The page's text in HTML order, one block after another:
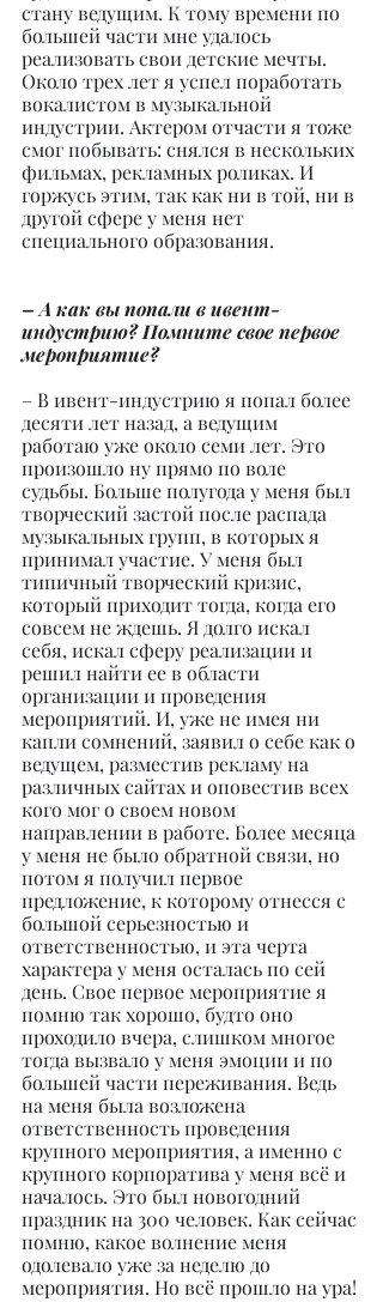
стану ведущим. К тому времени по
большей части мне удалось
реализовать свои детские мечты.
Около трех лет я успел поработать
вокалистом в музыкальной
индустрии. Актером отчасти я тоже
смог побывать: снялся в нескольких
фильмах, рекламных роликах. И
горжусь этим, так как ни в той, ни в
другой сфере у меня нет
специального образования.
– А как вы попали в ивент-
индустрию? Помните свое первое
мероприятие?
– В ивент-индустрию я попал более
десяти лет назад, а ведущим
работаю уже около семи лет. Это
произошло ну прямо по воле
судьбы. Больше полугода у меня был
творческий застой после распада
музыкальных групп, в которых я
принимал участие. У меня был
типичный творческий кризис,
который приходит тогда, когда его
совсем не ждешь. Я долго искал
себя, искал сферу реализации и
решил найти ее в области
организации и проведения
мероприятий. И, уже не имея ни
капли сомнений, заявил о себе как о
ведущем, разместив рекламу на
различных сайтах и оповестив всех
кого мог о своем новом
направлении в работе. Более месяца
у меня не было обратной связи, но
потом я получил первое
предложение, к которому отнесся с
большой серьезностью и
ответственностью, и эта черта
характера у меня осталась по сей
день. Свое первое мероприятие я
помню так хорошо, будто оно
проходило вчера, слишком многое
тогда вызвало у меня эмоции и по
большей части переживания. Ведь
на меня была возложена
ответственность проведения
крупного мероприятия, а именно с
крупного корпоратива у меня всё и
началось. Это был новогодний
праздник на 300 человек. Как сейчас
помню, какое волнение меня
одолевало уже за неделю до
мероприятия. Но всё прошло на ура!